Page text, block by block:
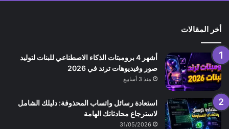
أخر المقالات
أشهر 4 برومبتات الذكاء الاصطناعي للبنات لتوليد
صور وفيديوهات ترند في 2026
منذ 3 أسابيع
استعادة رسائل واتساب المحذوفة: دليلك الشامل
لاسترجاع محادثاتك الهامة
31/05/2026